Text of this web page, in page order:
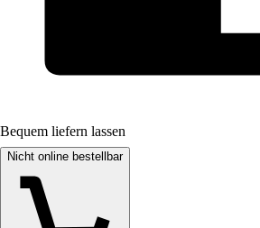
Bequem liefern lassen
Nicht online bestellbar